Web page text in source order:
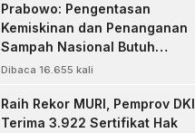
Prabowo: Pengentasan
Kemiskinan dan Penanganan
Sampah Nasional Butuh
Persatuan dan Kepemimpinan
Dibaca 16.655 kali
Raih Rekor MURI, Pemprov DKI
Terima 3.922 Sertifikat Hak